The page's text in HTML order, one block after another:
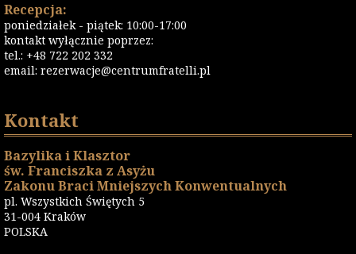
Recepcja:
poniedziałek - piątek: 10:00-17:00
kontakt wyłącznie poprzez:
tel.: +48 722 202 332
email: rezerwacje@centrumfratelli.pl
Kontakt
Bazylika i Klasztor
św. Franciszka z Asyżu
Zakonu Braci Mniejszych Konwentualnych
pl. Wszystkich Świętych 5
31-004 Kraków
POLSKA